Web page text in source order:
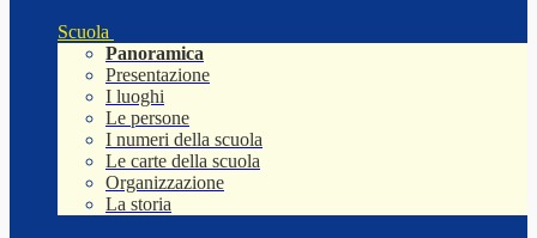
Scuola
Panoramica
Presentazione
I luoghi
Le persone
I numeri della scuola
Le carte della scuola
Organizzazione
La storia